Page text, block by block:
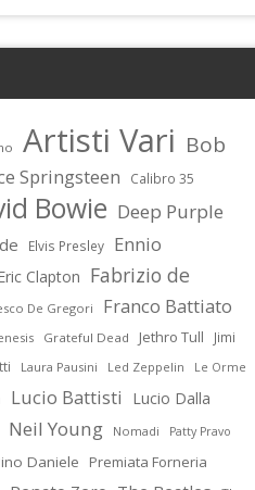
Artisti Vari Bob
Springsteen Calibro 35
Bowie Deep Purple
Elvis Presley
Ennio
Clapton Fabrizio de
De Gregori Franco Battiato
Grateful Dead Jethro Tull
Jimi
Laura Pausini Led Zeppelin Le Orme
Lucio Battisti Lucio Dalla
Neil Young Nomadi Patty Pravo
Daniele
Premiata Forneria